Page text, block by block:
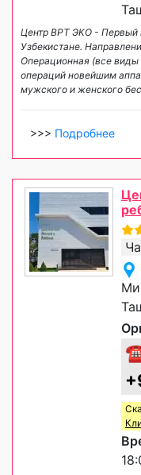
Центр ВРТ ЭКО - Первый
Узбекистане.
Операционная (все виды
операций новейшим
мужского и женского
>>> Подробнее